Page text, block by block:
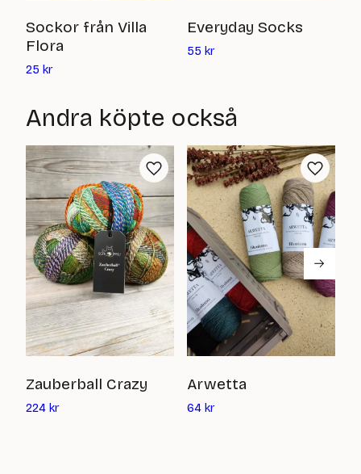
Sockor från Villa
Flora
25 krDet
är:
kr
Everyday Socks
55 krDet
55
Andra köpte också
Zauberball Crazy
224 krDet
Arwetta
64 krDet